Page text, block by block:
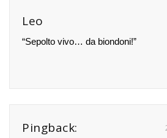
Leo
“Sepolto vivo… da biondoni!”
Pingback: